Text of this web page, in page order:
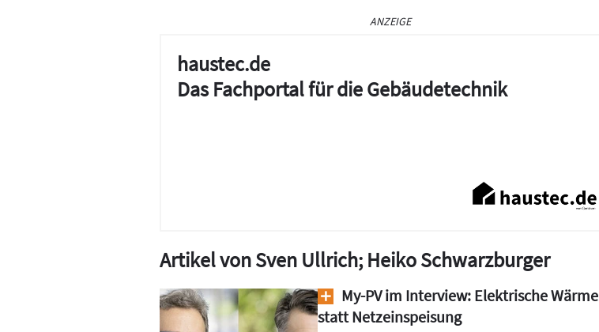
ANZEIGE
haustec.de
Das Fachportal für die Gebäudetechnik
Artikel von Sven Ullrich; Heiko Schwarzburger
My-PV im Interview: Elektrische Wärme
statt Netzeinspeisung